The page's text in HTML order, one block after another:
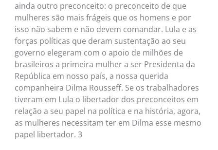
ainda outro preconceito: o preconceito de que
mulheres são mais frágeis que os homens e por
isso não sabem e não devem comandar. Lula e as
forças políticas que deram sustentação ao seu
governo elegeram com o apoio de milhões de
brasileiros a primeira mulher a ser Presidenta da
República em nosso país, a nossa querida
companheira Dilma Rousseff. Se os trabalhadores
tiveram em Lula o libertador dos preconceitos em
relação a seu papel na política e na história, agora,
as mulheres necessitam ter em Dilma esse mesmo
papel libertador. 3